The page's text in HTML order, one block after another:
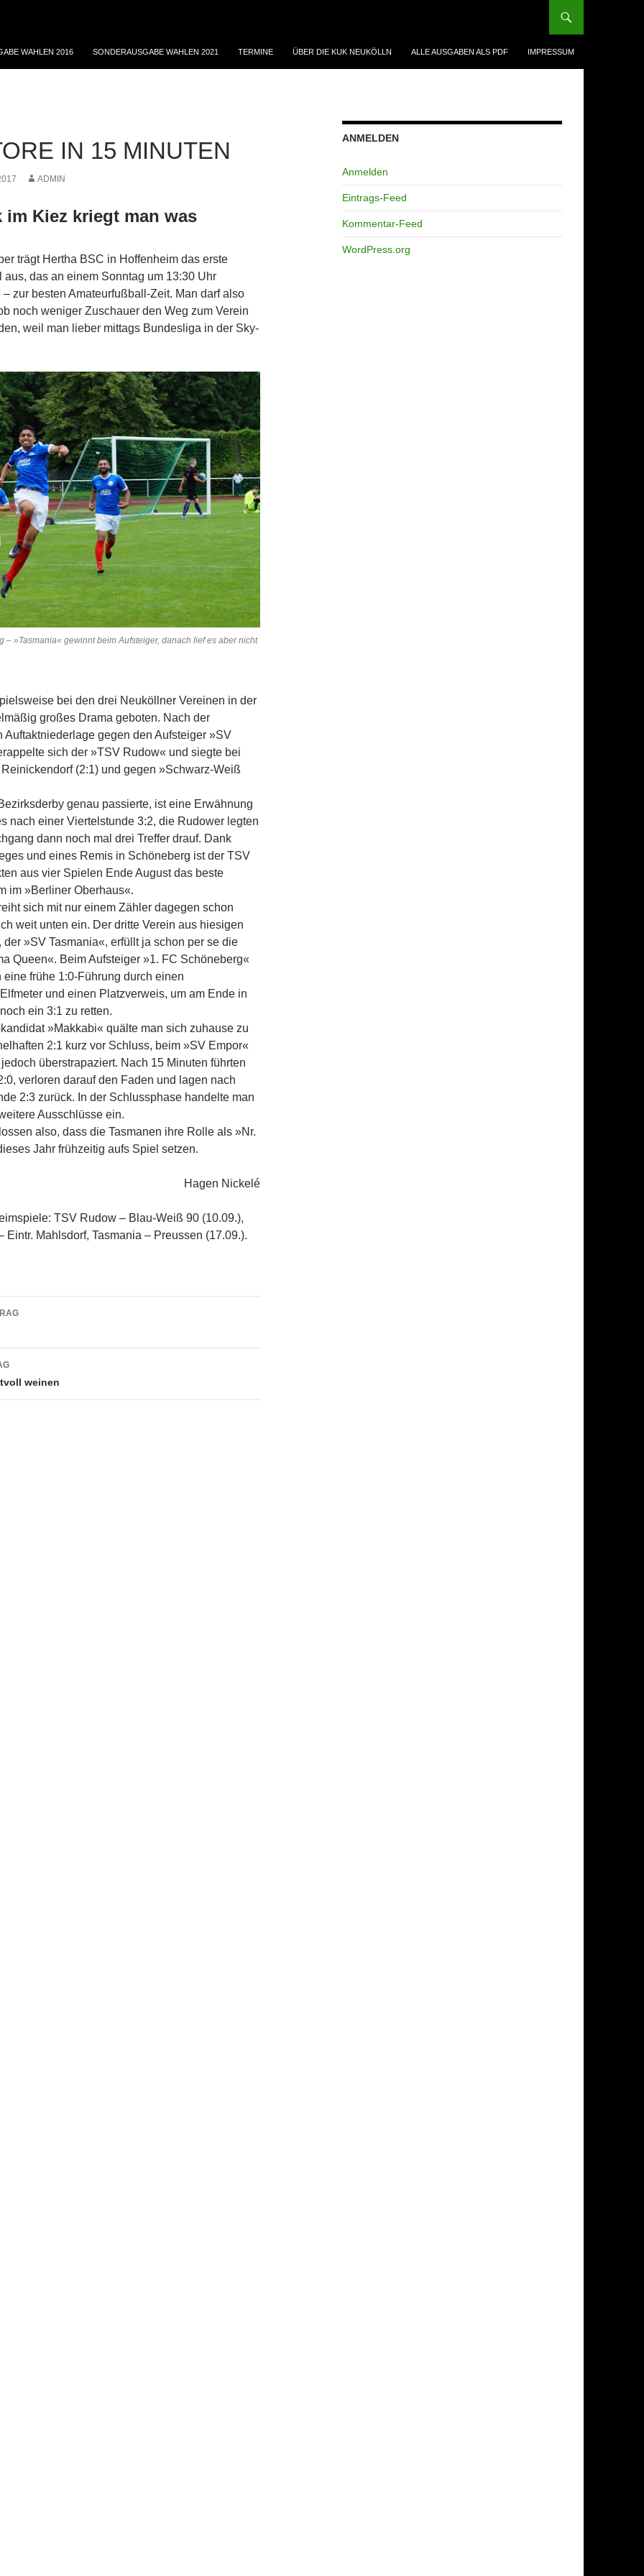
WAHLEN 2016 SONDERAUSGABE WAHLEN 2021 TERMINE ÜBER DIE KUK NEUKÖLLN ALLE AUSGABEN ALS PDF IMPRESSUM
IN 15 MINUTEN
ADMIN
im Kiez kriegt man was
trägt Hertha BSC in Hoffenheim das erste
aus, das an einem Sonntag um 13:30 Uhr
zur besten Amateurfußball-Zeit. Man darf also
noch weniger Zuschauer den Weg zum Verein
weil man lieber mittags Bundesliga in der Sky-
– »Tasmania« gewinnt beim Aufsteiger, danach lief es aber nicht
bei den drei Neuköllner Vereinen in der
großes Drama geboten. Nach der
Auftaktniederlage gegen den Aufsteiger »SV
sich der »TSV Rudow« und siegte bei
(2:1) und gegen »Schwarz-Weiß
genau passierte, ist eine Erwähnung
nach einer Viertelstunde 3:2, die Rudower legten
dann noch mal drei Treffer drauf. Dank
und eines Remis in Schöneberg ist der TSV
aus vier Spielen Ende August das beste
im »Berliner Oberhaus«.
sich mit nur einem Zähler dagegen schon
weit unten ein. Der dritte Verein aus hiesigen
der »SV Tasmania«, erfüllt ja schon per se die
Queen«. Beim Aufsteiger »1. FC Schöneberg«
eine frühe 1:0-Führung durch einen
und einen Platzverweis, um am Ende in
ein 3:1 zu retten.
»Makkabi« quälte man sich zuhause zu
2:1 kurz vor Schluss, beim »SV Empor«
überstrapaziert. Nach 15 Minuten führten
verloren darauf den Faden und lagen nach
2:3 zurück. In der Schlussphase handelte man
Ausschlüsse ein.
also, dass die Tasmanen ihre Rolle als »Nr.
Jahr frühzeitig aufs Spiel setzen.
Hagen Nickelé
TSV Rudow – Blau-Weiß 90 (10.09.),
Eintr. Mahlsdorf, Tasmania – Preussen (17.09.).
weinen
ANMELDEN
Anmelden
Eintrags-Feed
Kommentar-Feed
WordPress.org